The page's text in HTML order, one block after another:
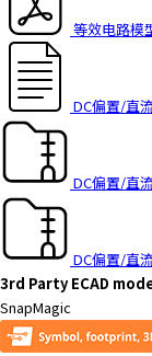
r
e
n
e
d
e
等效电路模
DC偏置/直
DC偏置/直
DC偏置/直
3rd Party ECAD
SnapMagic